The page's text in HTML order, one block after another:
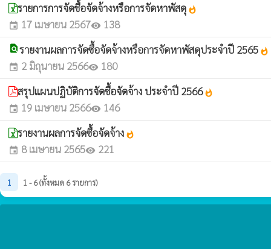
รายการการจัดชื้อจัดจ้างหรือการจัดหาพัสดุ whatshot
event 17 เมษายน 2567visibility 138
find_in_pageรายงานผลการจัดซื้อจัดจ้างหรือการจัดหาพัสดุประจำปี 2565 whatshot
event 2 มิถุนายน 2566visibility 180
สรุปแผนปฏิบัติการจัดซื้อจัดจ้าง ประจำปี 2566whatshot
event 19 เมษายน 2566visibility 146
รายงานผลการจัดซื้อจัดจ้าง whatshot
event 8 เมษายน 2565visibility 221
1 1 - 6 (ทั้งหมด 6 รายการ)